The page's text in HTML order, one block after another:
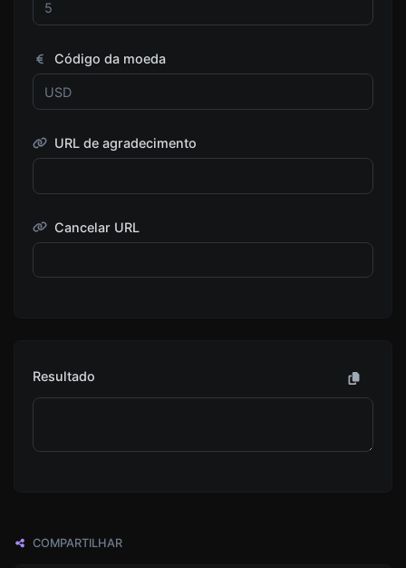
Código da moeda
URL de agradecimento
Cancelar URL
Resultado
COMPARTILHAR